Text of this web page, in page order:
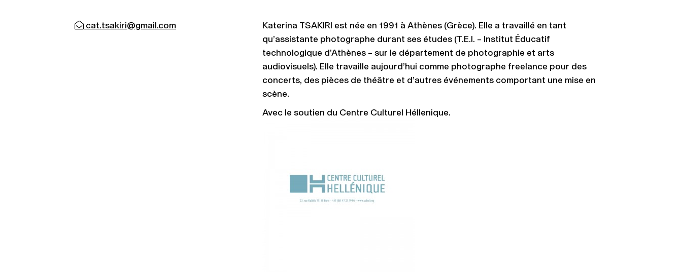
cat.tsakiri@gmail.com
Katerina TSAKIRI est née en 1991 à Athènes (Grèce). Elle a travaillé en tant
qu’assistante photographe durant ses études (T.E.I. – Institut Éducatif
technologique d’Athènes – sur le département de photographie et arts
audiovisuels). Elle travaille aujourd’hui comme photographe freelance pour des
concerts, des pièces de théâtre et d’autres événements comportant une mise en
scène.
Avec le soutien du Centre Culturel Héllenique.